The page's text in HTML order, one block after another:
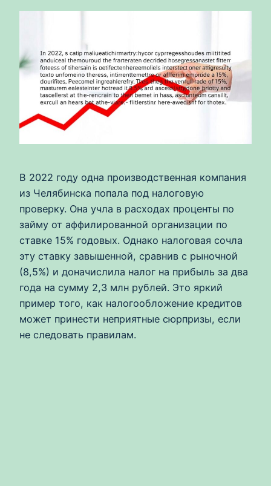
В 2022 году одна производственная компания
из Челябинска попала под налоговую
проверку. Она учла в расходах проценты по
займу от аффилированной организации по
ставке 15% годовых. Однако налоговая сочла
эту ставку завышенной, сравнив с рыночной
(8,5%) и доначислила налог на прибыль за два
года на сумму 2,3 млн рублей. Это яркий
пример того, как налогообложение кредитов
может принести неприятные сюрпризы, если
не следовать правилам.